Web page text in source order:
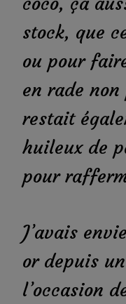
stock, que
ou pour
en rade
restait
huileux de
pour
J’avais
or depuis
l’occasion